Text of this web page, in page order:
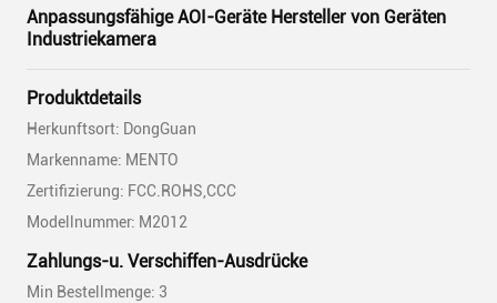
Anpassungsfähige AOI-Geräte Hersteller von Geräten
Industriekamera
Produktdetails
Herkunftsort: DongGuan
Markenname: MENTO
Zertifizierung: FCC.ROHS,CCC
Modellnummer: M2012
Zahlungs-u. Verschiffen-Ausdrücke
Min Bestellmenge: 3